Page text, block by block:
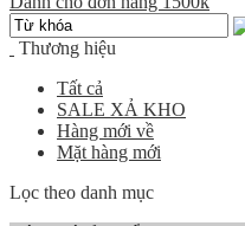
Thương hiệu
Tất cả
SALE XẢ KHO
Hàng mới về
Mặt hàng mới
Lọc theo danh mục